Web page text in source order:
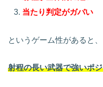
当たり判定がガバい
というゲーム性があると、
射程の長い武器で強いポ